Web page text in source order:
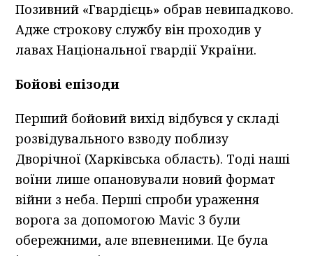
Позивний «Гвардієць» обрав невипадково.
Адже строкову службу він проходив у
лавах Національної гвардії України.
Бойові епізоди
Перший бойовий вихід відбувся у складі
розвідувального взводу поблизу
Дворічної (Харківська область). Тоді наші
воїни лише опановували новий формат
війни з неба. Перші спроби ураження
ворога за допомогою Mavic 3 були
обережними, але впевненими. Це була